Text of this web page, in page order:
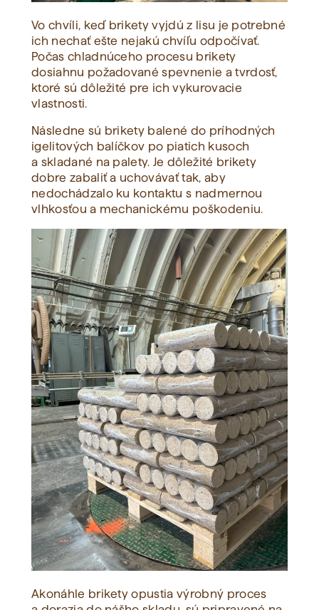
Vo chvíli, keď brikety vyjdú z lisu je potrebné
ich nechať ešte nejakú chvíľu odpočívať.
Počas chladnúceho procesu brikety
dosiahnu požadované spevnenie a tvrdosť,
ktoré sú dôležité pre ich vykurovacie
vlastnosti.
Následne sú brikety balené do príhodných
igelitových balíčkov po piatich kusoch
a skladané na palety. Je dôležité brikety
dobre zabaliť a uchovávať tak, aby
nedochádzalo ku kontaktu s nadmernou
vlhkosťou a mechanickému poškodeniu.
Akonáhle brikety opustia výrobný proces